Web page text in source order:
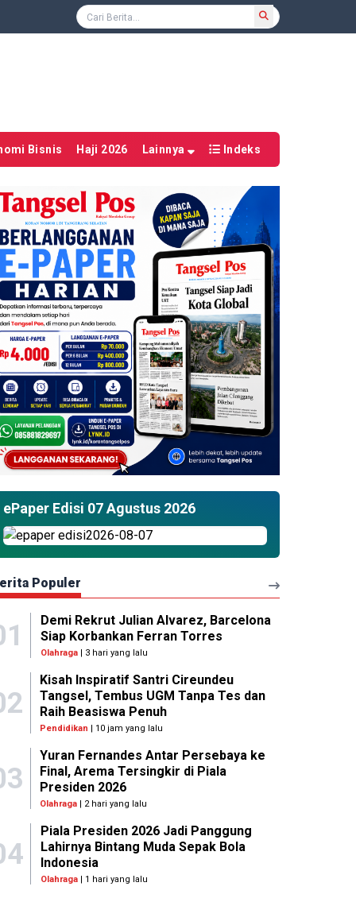
Bisnis Haji 2026 Lainnya Indeks
Sampoerna Bersih-Bersih di Pasar Induk Tanah Tinggi, Tangerang,
ePaper Edisi 07 Agustus 2026
Populer
Demi Rekrut Julian Alvarez, Barcelona
Siap Korbankan Ferran Torres
Olahraga| 3 hari yang lalu
Kisah Inspiratif Santri Cireundeu
Tangsel, Tembus UGM Tanpa Tes dan
Raih Beasiswa Penuh
Pendidikan | 10 jam yang lalu
Yuran Fernandes Antar Persebaya ke
Final, Arema Tersingkir di Piala
Presiden 2026
Olahraga | 2 hari yang lalu
Piala Presiden 2026 Jadi Panggung
Lahirnya Bintang Muda Sepak Bola
Indonesia
Olahraga| 1 hari yang lalu